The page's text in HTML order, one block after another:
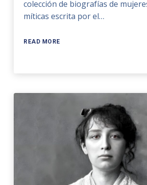
colección de biografías de
míticas escrita por el…
READ MORE